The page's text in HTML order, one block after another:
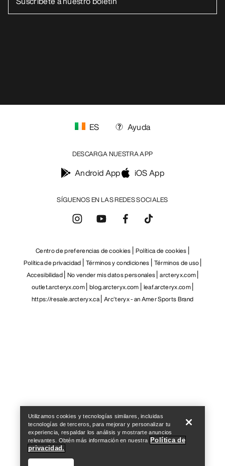
SÍGUENOS EN LAS REDES SOCIALES
ES Ayuda
DESCARGA NUESTRA APP
Android App iOS App
Centro de preferencias de cookies Política de cookies
Política de privacidad Términos y condiciones Términos de uso
Accesibilidad No vender mis datos personales arcteryx.com
outlet.arcteryx.com blog.arcteryx.com leaf.arcteryx.com
https://resale.arcteryx.ca Arc'teryx - an Amer Sports Brand
Utilizamos cookies y tecnologías similares, incluidas
tecnologías de terceros, para mejorar y personalizar tu
experiencia, respaldar los análisis y mostrarte anuncios
relevantes. Obtén más información en nuestra Política de
privacidad.